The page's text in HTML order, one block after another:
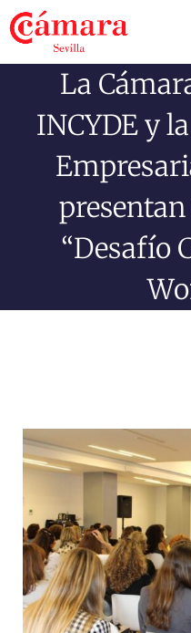
Cámara
Comercio
Soluciones
Cámara
Formación
Programas
La
INCYDE y
“Desafío